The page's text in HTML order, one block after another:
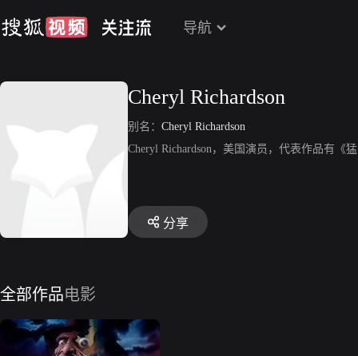
导航
Cheryl Richardson
别名： Cheryl Richardson
Cheryl Richardson，美国演员，代表作品有《
分享
全部作品电影